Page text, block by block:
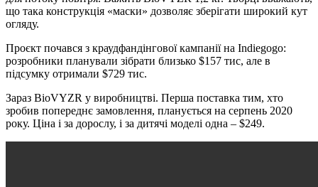
що така конструкція «маски» дозволяє зберігати широкий кут
огляду.
Проєкт почався з краудфандінгової кампанії на Indiegogo:
розробники планували зібрати близько $157 тис, але в
підсумку отримали $729 тис.
Зараз BioVYZR у виробництві. Перша поставка тим, хто
зробив попереднє замовлення, планується на серпень 2020
року. Ціна і за дорослу, і за дитячі моделі одна – $249.